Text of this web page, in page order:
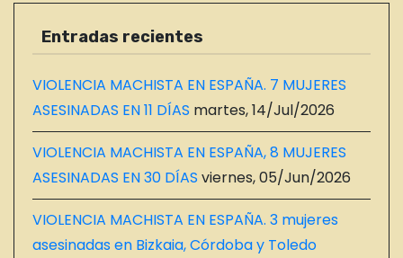
Entradas recientes
VIOLENCIA MACHISTA EN ESPAÑA. 7 MUJERES
ASESINADAS EN 11 DÍAS martes, 14/Jul/2026
VIOLENCIA MACHISTA EN ESPAÑA, 8 MUJERES
ASESINADAS EN 30 DÍAS viernes, 05/Jun/2026
VIOLENCIA MACHISTA EN ESPAÑA. 3 mujeres
asesinadas en Bizkaia, Córdoba y Toledo